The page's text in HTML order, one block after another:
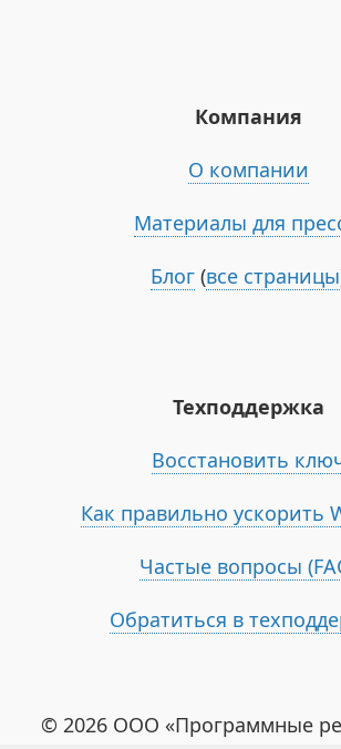
Компания
О компании
Материалы для
Блог (все страницы
Техподдержка
Восстановить
Как правильно ускорить
Частые вопросы
Обратиться в
© 2026 ООО «Программные